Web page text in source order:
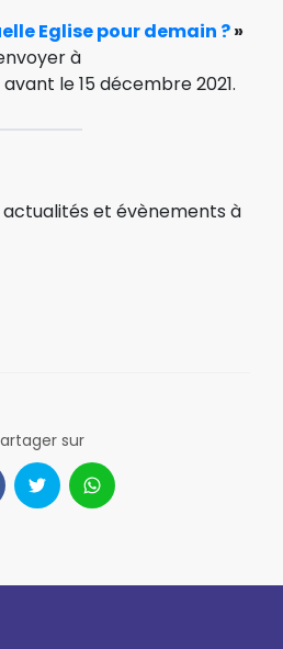
Eglise pour demain ?»
à
avant le 15 décembre 2021.
actualités et évènements à
sur